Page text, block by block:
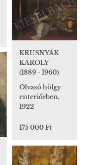
KRUSNYÁK
KÁROLY
(1889 - 1960)
Olvasó hölgy
enteriőrben,
1922
175 000 Ft